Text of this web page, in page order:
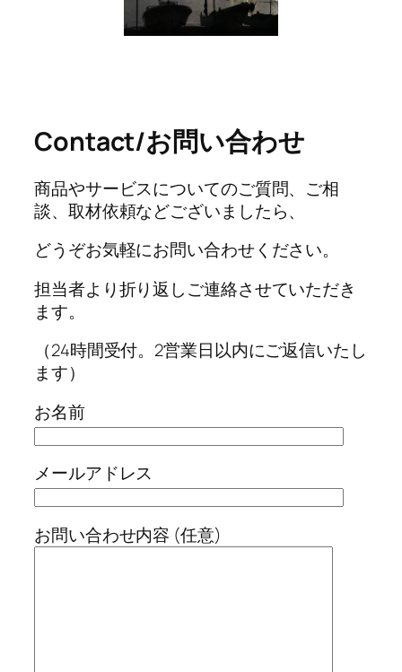
Contact/お問い合わせ
商品やサービスについてのご質問、ご相
談、取材依頼などございましたら、
どうぞお気軽にお問い合わせください。
担当者より折り返しご連絡させていただき
ます。
（24時間受付。2営業日以内にご返信いたし
ます）
お名前
メールアドレス
お問い合わせ内容 (任意)